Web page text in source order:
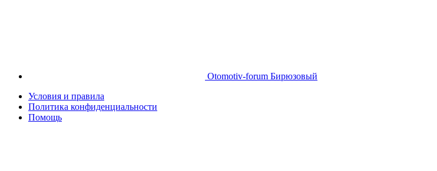
Otomotiv-forum Бирюзовый
Условия и правила
Политика конфиденциальности
Помощь